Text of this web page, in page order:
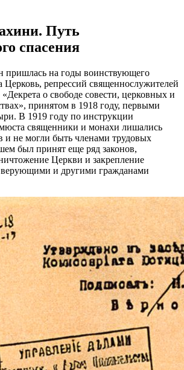
Путь
спасения
на годы воинствующего
Церковь, репрессий священнослужителей
о свободе совести, церковных и
принятом в 1918 году, первыми
В 1919 году по инструкции
священники и монахи лишались
и не могли быть членами трудовых
был принят еще ряд законов,
Церкви и закрепление
верующими и другими гражданами